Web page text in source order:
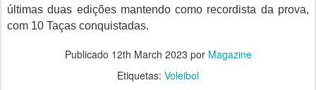
últimas duas edições mantendo como recordista da prova,
com 10 Taças conquistadas.
Publicado 12th March 2023 por Magazine
Etiquetas: Voleibol